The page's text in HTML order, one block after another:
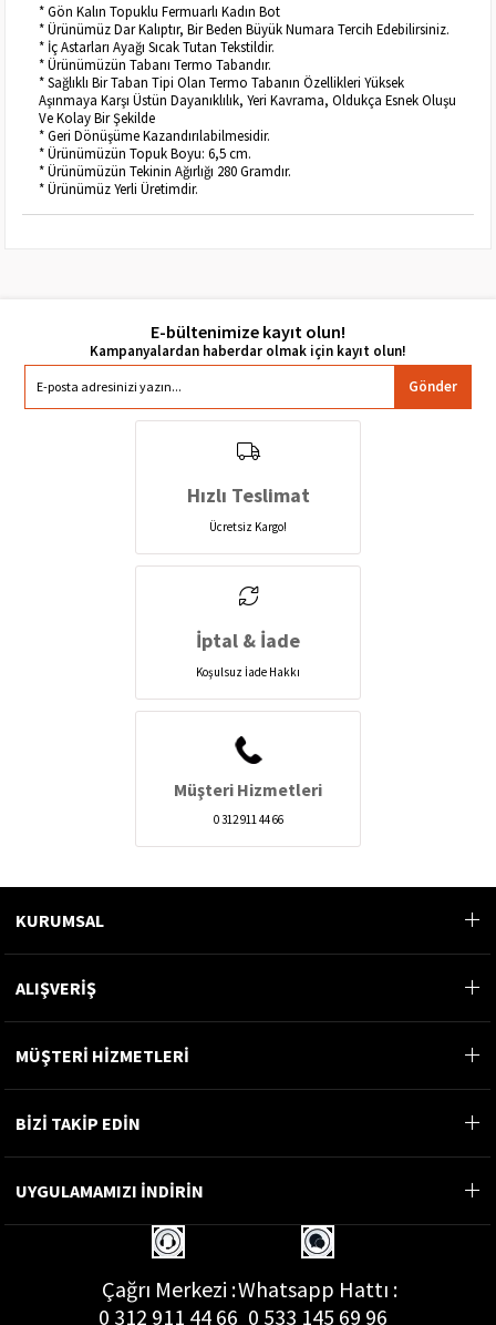
* Gön Kalın Topuklu Fermuarlı Kadın Bot
* Ürünümüz Dar Kalıptır, Bir Beden Büyük Numara Tercih Edebilirsiniz.
* İç Astarları Ayağı Sıcak Tutan Tekstildir.
* Ürünümüzün Tabanı Termo Tabandır.
* Sağlıklı Bir Taban Tipi Olan Termo Tabanın Özellikleri Yüksek
Aşınmaya Karşı Üstün Dayanıklılık, Yeri Kavrama, Oldukça Esnek Oluşu
Ve Kolay Bir Şekilde
* Geri Dönüşüme Kazandırılabilmesidir.
* Ürünümüzün Topuk Boyu: 6,5 cm.
* Ürünümüzün Tekinin Ağırlığı 280 Gramdır.
* Ürünümüz Yerli Üretimdir.
E-bültenimize kayıt olun!
Gönder
Hızlı Teslimat
Ücretsiz Kargo!
İptal & İade
Koşulsuz İade Hakkı
Müşteri Hizmetleri
0 312 911 44 66
KURUMSAL
ALIŞVERİŞ
MÜŞTERİ HİZMETLERİ
BİZİ TAKİP EDİN
UYGULAMAMIZI İNDİRİN
Çağrı Merkezi :
0 312 911 44 66
Whatsapp Hattı :
0 533 145 69 96